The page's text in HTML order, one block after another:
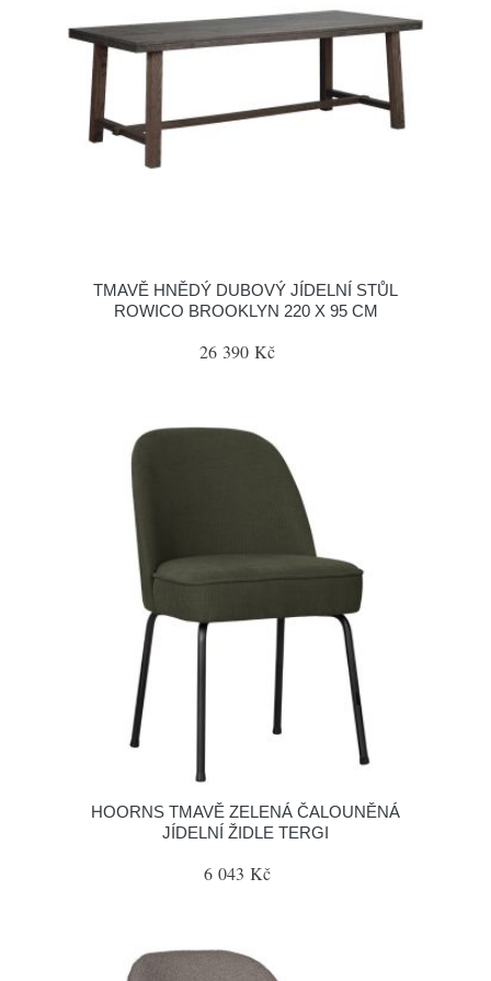
TMAVĚ HNĚDÝ DUBOVÝ JÍDELNÍ STŮL
ROWICO BROOKLYN 220 X 95 CM
26 390 Kč
HOORNS TMAVĚ ZELENÁ ČALOUNĚNÁ
JÍDELNÍ ŽIDLE TERGI
6 043 Kč